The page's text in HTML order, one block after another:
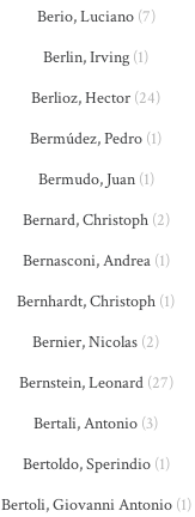
Berio, Luciano(7)
Berlin, Irving (1)
Berlioz, Hector (24)
Bermúdez, Pedro (1)
Bermudo, Juan(1)
Bernard, Christoph(2)
Bernasconi, Andrea(1)
Bernhardt, Christoph (1)
Bernier, Nicolas (2)
Bernstein, Leonard(27)
Bertali, Antonio (3)
Bertoldo, Sperindio(1)
Bertoli, Giovanni Antonio(1)